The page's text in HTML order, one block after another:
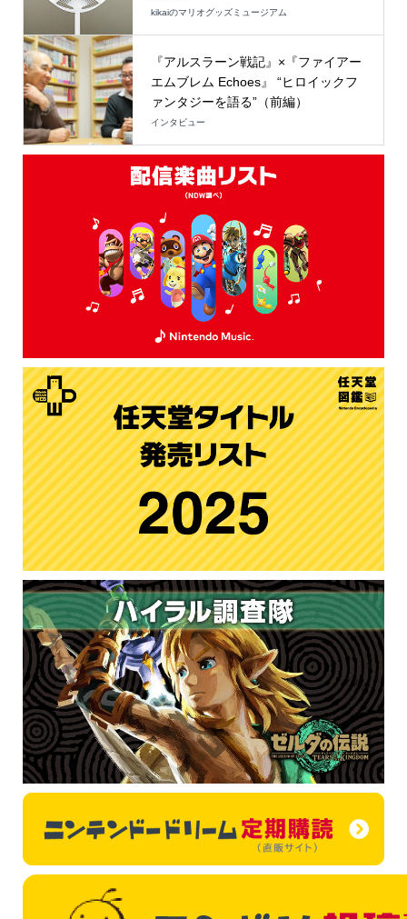
kikaiのマリオグッズミュージアム
『アルスラーン戦記』×『ファイアー
エムブレム Echoes』 “ヒロイックフ
ァンタジーを語る”（前編）
インタビュー